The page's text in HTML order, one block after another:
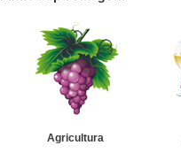
Agricultura